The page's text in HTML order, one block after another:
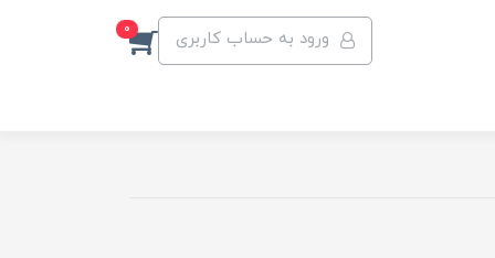
ورود به حساب کاربری 0